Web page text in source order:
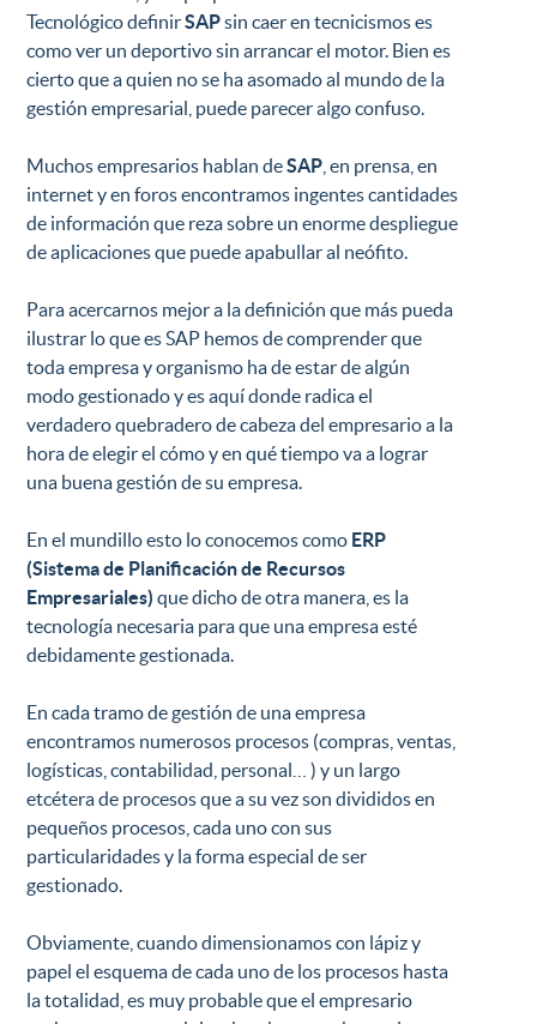
Tecnológico definirSAPsin caer en tecnicismos es
como ver un deportivo sin arrancar el motor. Bien es
cierto que a quien no se ha asomado al mundo de la
gestión empresarial, puede parecer algo confuso.
Muchos empresarios hablan deSAP , en prensa, en
internet y en foros encontramos ingentes cantidades
de información que reza sobre un enorme despliegue
de aplicaciones que puede apabullar al neófito.
Para acercarnos mejor a la definición que más pueda
ilustrar lo que es SAP hemos de comprender que
toda empresa y organismo ha de estar de algún
modo gestionado y es aquí donde radica el
verdadero quebradero de cabeza del empresario a la
hora de elegir el cómo y en qué tiempo va a lograr
una buena gestión de su empresa.
En el mundillo esto lo conocemos como ERP
(Sistema de Planificación de Recursos
Empresariales) que dicho de otra manera, es la
tecnología necesaria para que una empresa esté
debidamente gestionada.
En cada tramo de gestión de una empresa
encontramos numerosos procesos (compras, ventas,
logísticas, contabilidad, personal… ) y un largo
etcétera de procesos que a su vez son divididos en
pequeños procesos, cada uno con sus
particularidades y la forma especial de ser
gestionado.
Obviamente, cuando dimensionamos con lápiz y
papel el esquema de cada uno de los procesos hasta
la totalidad, es muy probable que el empresario